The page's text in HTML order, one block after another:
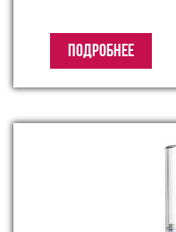
ПОДРОБНЕЕ